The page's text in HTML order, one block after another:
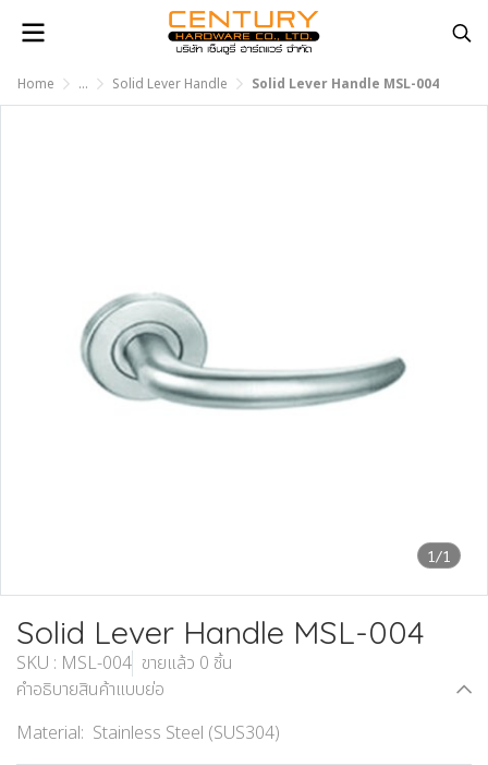
Home ... Solid Lever Handle Solid Lever Handle MSL-004
1/1
Solid Lever Handle MSL-004
SKU : MSL-004 ขายแล้ว 0 ชิ้น
คำอธิบายสินค้าแบบย่อ
Material: Stainless Steel (SUS304)